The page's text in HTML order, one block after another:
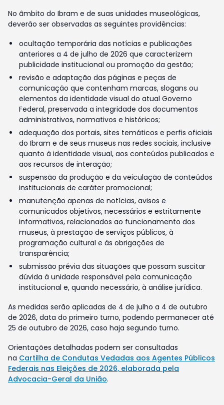
No âmbito do Ibram e de suas unidades museológicas,
deverão ser observadas as seguintes providências:
ocultação temporária das notícias e publicações
anteriores a 4 de julho de 2026 que caracterizem
publicidade institucional ou promoção da gestão;
revisão e adaptação das páginas e peças de
comunicação que contenham marcas, slogans ou
elementos da identidade visual do atual Governo
Federal, preservada a integridade dos documentos
administrativos, normativos e históricos;
adequação dos portais, sites temáticos e perfis oficiais
do Ibram e de seus museus nas redes sociais, inclusive
quanto à identidade visual, aos conteúdos publicados e
aos recursos de interação;
suspensão da produção e da veiculação de conteúdos
institucionais de caráter promocional;
manutenção apenas de notícias, avisos e
comunicados objetivos, necessários e estritamente
informativos, relacionados ao funcionamento dos
museus, à prestação de serviços públicos, à
programação cultural e às obrigações de
transparência;
submissão prévia das situações que possam suscitar
dúvida à unidade responsável pela comunicação
institucional e, quando necessário, à análise jurídica.
As medidas serão aplicadas de 4 de julho a 4 de outubro
de 2026, data do primeiro turno, podendo permanecer até
25 de outubro de 2026, caso haja segundo turno.
Orientações detalhadas podem ser consultadas
na Cartilha de Condutas Vedadas aos Agentes Públicos
Federais nas Eleições de 2026, elaborada pela
Advocacia-Geral da União.